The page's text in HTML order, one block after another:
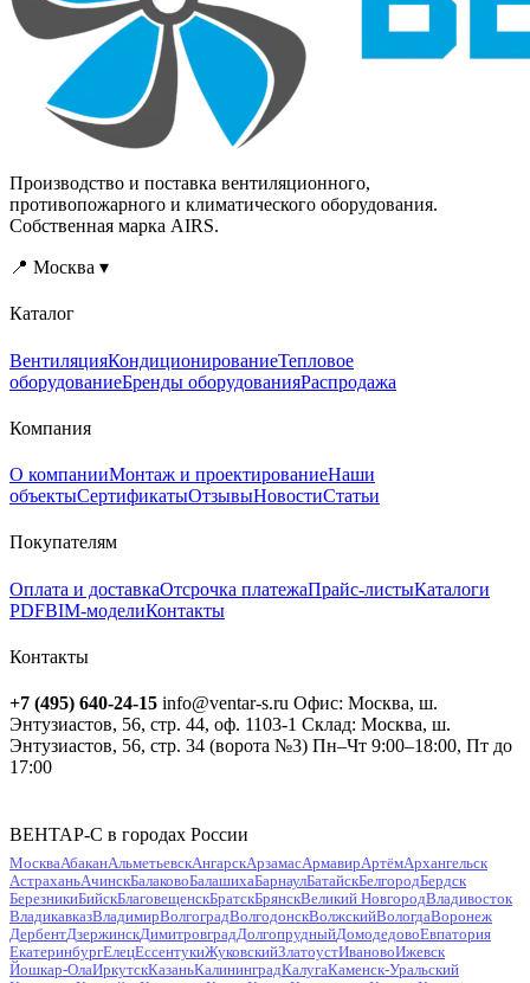
Производство и поставка вентиляционного,
противопожарного и климатического оборудования.
Собственная марка AIRS.
📍 Москва ▾
Каталог
ВентиляцияКондиционированиеТепловое
оборудованиеБренды оборудованияРаспродажа
Компания
О компанииМонтаж и проектированиеНаши
объектыСертификатыОтзывыНовостиСтатьи
Покупателям
Оплата и доставкаОтсрочка платежаПрайс-листыКаталоги
PDFBIM-моделиКонтакты
Контакты
+7 (495) 640-24-15 info@ventar-s.ru Офис: Москва, ш.
Энтузиастов, 56, стр. 44, оф. 1103-1 Склад: Москва, ш.
Энтузиастов, 56, стр. 34 (ворота №3) Пн–Чт 9:00–18:00, Пт до
17:00
ВЕНТАР-С в городах России
МоскваАбаканАльметьевскАнгарскАрзамасАрмавирАртёмАрхангельск
АстраханьАчинскБалаковоБалашихаБарнаулБатайскБелгородБердск
БерезникиБийскБлаговещенскБратскБрянскВеликий НовгородВладивосток
ВладикавказВладимирВолгоградВолгодонскВолжскийВологдаВоронеж
ДербентДзержинскДимитровградДолгопрудныйДомодедовоЕвпатория
ЕкатеринбургЕлецЕссентукиЖуковскийЗлатоустИвановоИжевск
Йошкар-ОлаИркутскКазаньКалининградКалугаКаменск-Уральский